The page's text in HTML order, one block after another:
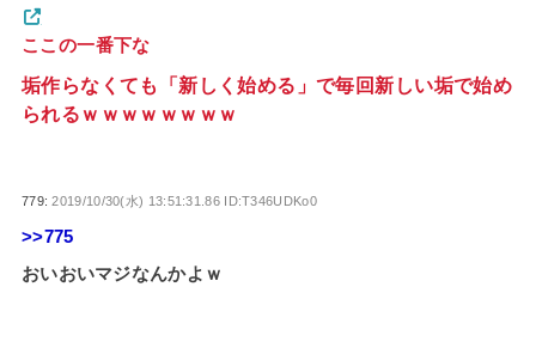
ここの一番下な
垢作らなくても「新しく始める」で毎回新しい垢で始め
られるｗｗｗｗｗｗｗｗ
779:2019/10/30(水) 13:51:31.86 ID:T346UDKo0
>>775
おいおいマジなんかよｗ